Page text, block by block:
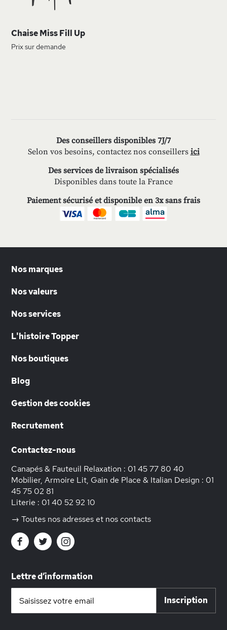
Chaise Miss Fill Up
Prix sur demande
Des conseillers disponibles 7J/7
Selon vos besoins, contactez nos conseillers ici
Des services de livraison spécialisés
Disponibles dans toute la France
Paiement sécurisé et disponible en 3x sans frais
Nos marques
Nos valeurs
Nos services
L'histoire Topper
Nos boutiques
Blog
Gestion des cookies
Recrutement
Contactez-nous
Canapés & Fauteuil Relaxation : 01 45 77 80 40
Mobilier, Armoire Lit, Gain de Place & Italian Design : 01
45 75 02 81
Literie : 01 40 52 92 10
→ Toutes nos adresses et nos contacts
Lettre d’information
notre
Inscription